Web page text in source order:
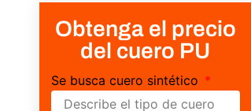
Obtenga el precio
del cuero PU
Se busca cuero sintético